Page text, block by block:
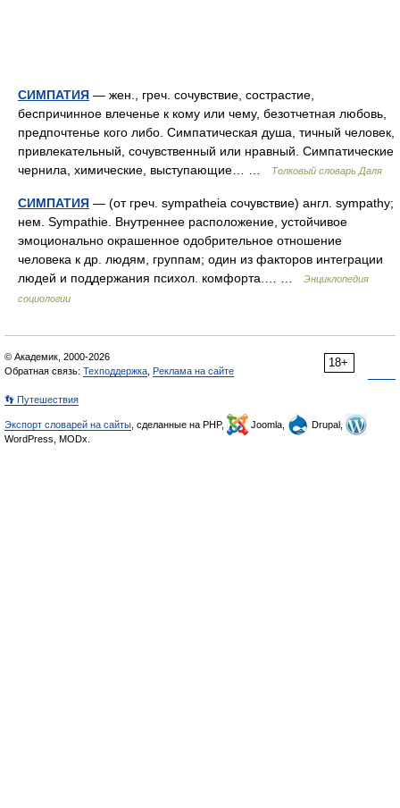
СИМПАТИЯ — жен., греч. сочувствие, сострастие,
беспричинное влеченье к кому или чему, безотчетная любовь,
предпочтенье кого либо. Симпатическая душа, тичный человек,
привлекательный, сочувственный или нравный. Симпатические
чернила, химические, выступающие… …
Толковый словарь Даля
СИМПАТИЯ — (от греч. sympatheia сочувствие) англ. sympathy;
нем. Sympathie. Внутреннее расположение, устойчивое
эмоционально окрашенное одобрительное отношение
человека к др. людям, группам; один из факторов интеграции
людей и поддержания психол. комфорта.… …
Энциклопедия
социологии
18+
© Академик, 2000-2026
Обратная связь: Техподдержка Реклама на сайте
👣 Путешествия
Экспорт словарей на сайты , сделанные на PHP, Joomla,
Drupal,
WordPress, MODx.